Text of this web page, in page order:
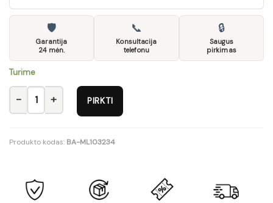
🛡
Garantija
24 mėn.
📞
Konsultacija
telefonu
🔒
Saugus
pirkimas
Turime
produkto kiekis: Komoda NUBK01
PIRKTI
Produkto kodas: BA-ML103234